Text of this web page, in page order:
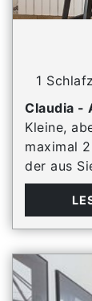
1
Claudia -
Kleine,
maximal
der aus